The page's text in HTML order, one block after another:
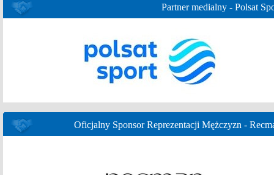
Partner medialny - Polsat
Oficjalny Sponsor Reprezentacji Mężczyzn -